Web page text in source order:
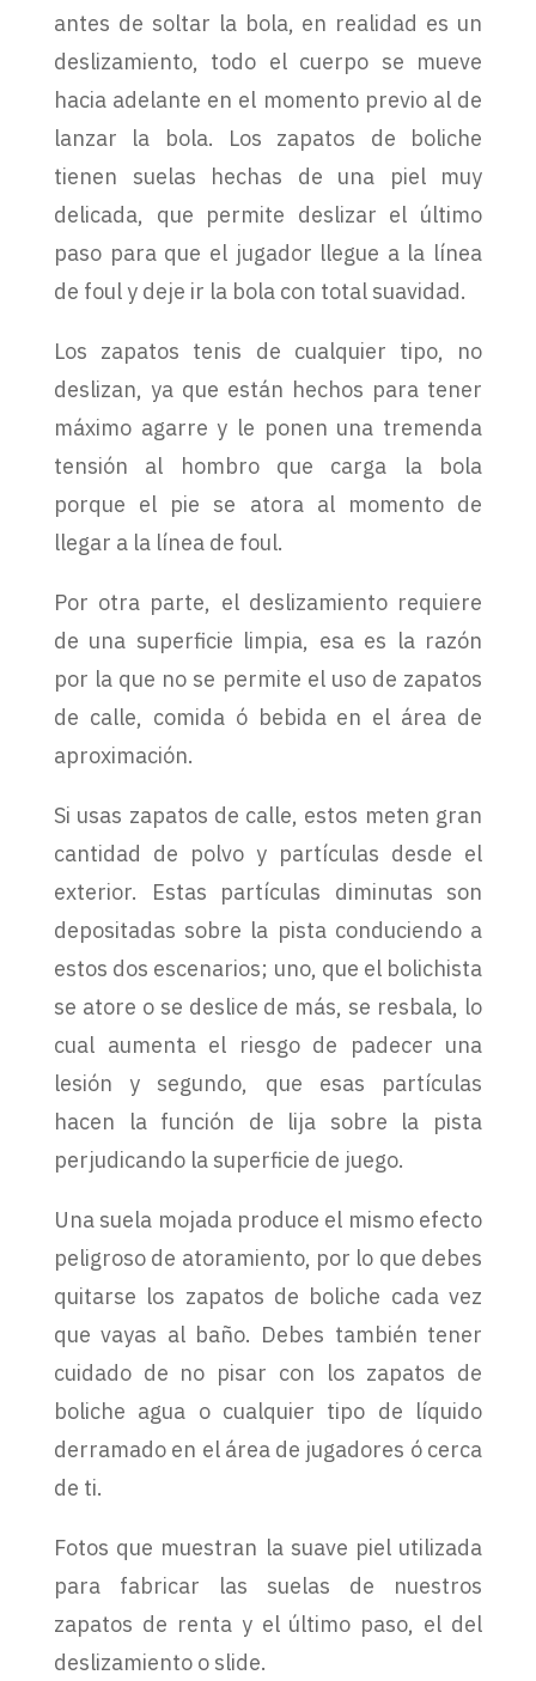
antes de soltar la bola, en realidad es un
deslizamiento, todo el cuerpo se mueve
hacia adelante en el momento previo al de
lanzar la bola. Los zapatos de boliche
tienen suelas hechas de una piel muy
delicada, que permite deslizar el último
paso para que el jugador llegue a la línea
de foul y deje ir la bola con total suavidad.
Los zapatos tenis de cualquier tipo, no
deslizan, ya que están hechos para tener
máximo agarre y le ponen una tremenda
tensión al hombro que carga la bola
porque el pie se atora al momento de
llegar a la línea de foul.
Por otra parte, el deslizamiento requiere
de una superficie limpia, esa es la razón
por la que no se permite el uso de zapatos
de calle, comida ó bebida en el área de
aproximación.
Si usas zapatos de calle, estos meten gran
cantidad de polvo y partículas desde el
exterior. Estas partículas diminutas son
depositadas sobre la pista conduciendo a
estos dos escenarios; uno, que el bolichista
se atore o se deslice de más, se resbala, lo
cual aumenta el riesgo de padecer una
lesión y segundo, que esas partículas
hacen la función de lija sobre la pista
perjudicando la superficie de juego.
Una suela mojada produce el mismo efecto
peligroso de atoramiento, por lo que debes
quitarse los zapatos de boliche cada vez
que vayas al baño. Debes también tener
cuidado de no pisar con los zapatos de
boliche agua o cualquier tipo de líquido
derramado en el área de jugadores ó cerca
de ti.
Fotos que muestran la suave piel utilizada
para fabricar las suelas de nuestros
zapatos de renta y el último paso, el del
deslizamiento o slide.